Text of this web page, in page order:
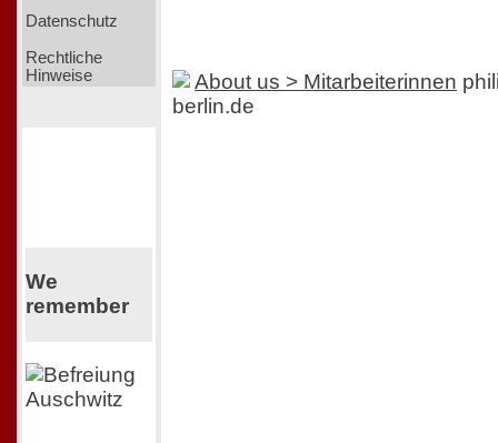
Datenschutz
Rechtliche
Hinweise
We
remember
About us > Mitarbeiterinnen
berlin.de